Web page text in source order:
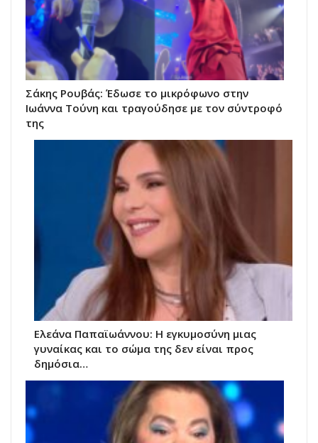
Σάκης Ρουβάς: Έδωσε το μικρόφωνο στην
Ιωάννα Τούνη και τραγούδησε με τον σύντροφό
της
Ελεάνα Παπαϊωάννου: Η εγκυμοσύνη μιας
γυναίκας και το σώμα της δεν είναι προς
δημόσια…